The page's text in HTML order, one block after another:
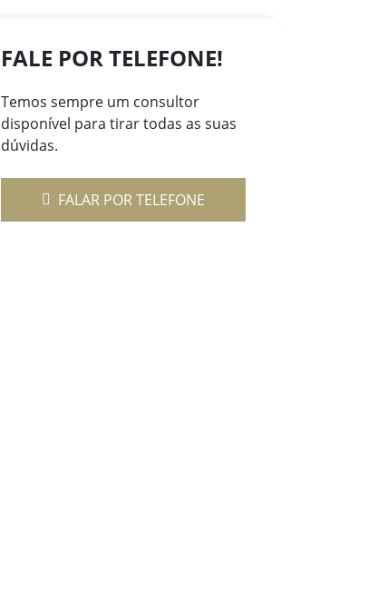
FALE POR TELEFONE!
Temos sempre um consultor
disponível para tirar todas as suas
dúvidas.
FALAR POR TELEFONE